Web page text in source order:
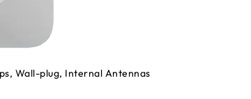
Wall-plug, Internal Antennas